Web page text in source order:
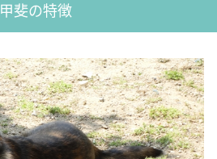
甲斐の特徴